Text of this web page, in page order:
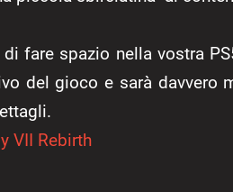
fare spazio nella vostra
del gioco e sarà davvero
VII Rebirth